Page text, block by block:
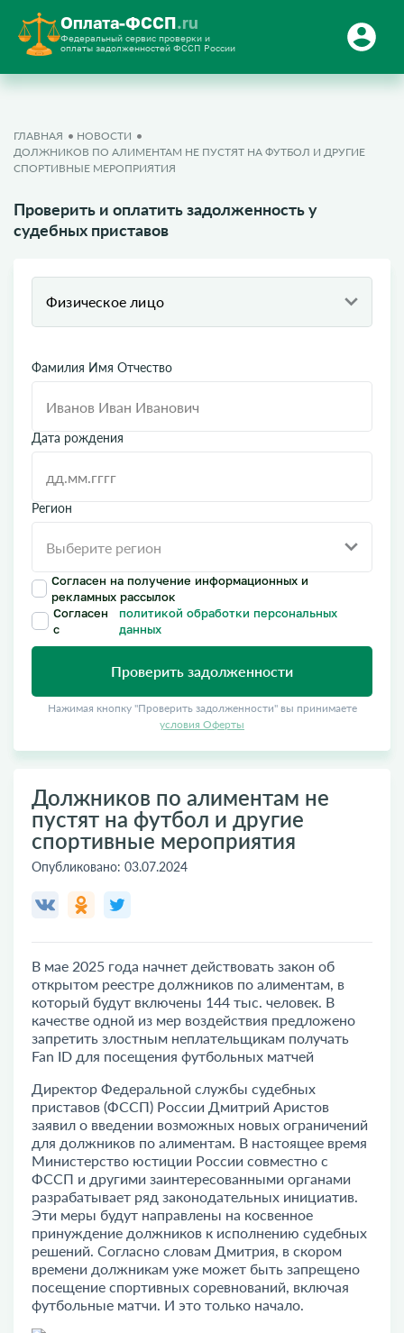
Оплата-ФССП.ru
Федеральный сервис проверки и
оплаты задолженностей ФССП России
ГЛАВНАЯ
НОВОСТИ
​ДОЛЖНИКОВ ПО АЛИМЕНТАМ НЕ ПУСТЯТ НА ФУТБОЛ И ДРУГИЕ
СПОРТИВНЫЕ МЕРОПРИЯТИЯ
Проверить и оплатить задолженность у
судебных приставов
Физическое лицо
Фамилия Имя Отчество
Дата рождения
Регион
Согласен на получение информационных и
рекламных рассылок
Согласен
с
политикой обработки персональных
данных
Проверить задолженности
Нажимая кнопку "Проверить задолженности" вы принимаете
условия Оферты
​Должников по алиментам не
пустят на футбол и другие
спортивные мероприятия
Опубликовано: 03.07.2024
В мае 2025 года начнет действовать закон об
открытом реестре должников по алиментам, в
который будут включены 144 тыс. человек. В
качестве одной из мер воздействия предложено
запретить злостным неплательщикам получать
Fan ID для посещения футбольных матчей
Директор Федеральной службы судебных
приставов (ФССП) России Дмитрий Аристов
заявил о введении возможных новых ограничений
для должников по алиментам. В настоящее время
Министерство юстиции России совместно с
ФССП и другими заинтересованными органами
разрабатывает ряд законодательных инициатив.
Эти меры будут направлены на косвенное
принуждение должников к исполнению судебных
решений. Согласно словам Дмитрия, в скором
времени должникам уже может быть запрещено
посещение спортивных соревнований, включая
футбольные матчи. И это только начало.